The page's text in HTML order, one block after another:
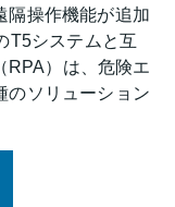
隔操作機能が追加
T5システムと互
RPA）は、危険エ
のソリューション